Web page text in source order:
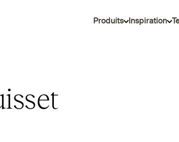
Produits Inspiration